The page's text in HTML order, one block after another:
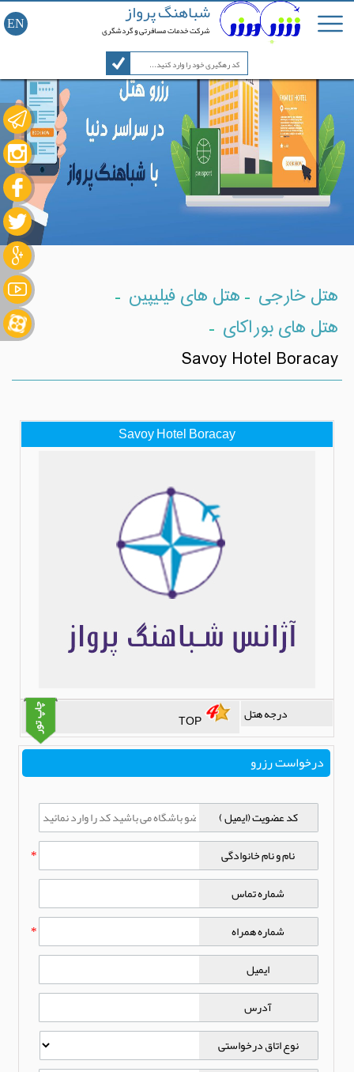
EN شباهنگ پرواز
شرکت خدمات مسافرتی و گردشگری
هتل خارجی -هتل های فیلیپین -
هتل های بوراکای -
Savoy Hotel Boracay
Savoy Hotel Boracay
درجه هتل TOP
درخواست رزرو
کد عضویت (ایمیل )
نام و نام خانوادگی
*
شماره تماس
شماره همراه
*
ایمیل
آدرس
نوع اتاق درخواستی